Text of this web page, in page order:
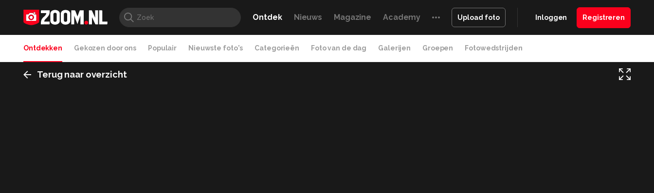
Ontdek Nieuws Magazine Academy Upload foto Inloggen Registreren
Ontdekken Gekozen door ons Populair Nieuwste foto's Categorieën Foto van de dag Galerijen Groepen Fotowedstrijden
Terug naar overzicht